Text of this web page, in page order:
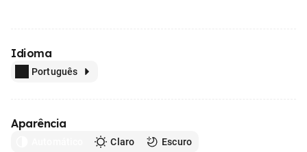
Idioma
Português
Aparência
Claro Escuro